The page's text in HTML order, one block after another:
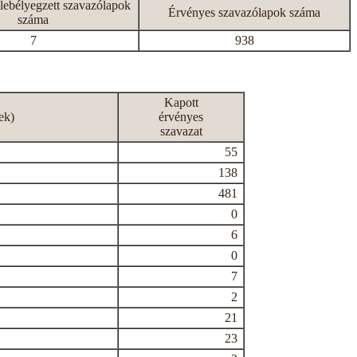
szavazólapok
száma
Érvényes szavazólapok száma
7 938
Kapott
érvényes
szavazat
55
138
481
0
6
0
7
2
21
23